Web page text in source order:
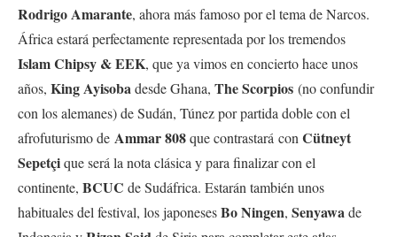
Rodrigo Amarante, ahora más famoso por el tema de Narcos.
África estará perfectamente representada por los tremendos
Islam Chipsy & EEK, que ya vimos en concierto hace unos
años, King Ayisobadesde Ghana, The Scorpios (no confundir
con los alemanes) de Sudán, Túnez por partida doble con el
afrofuturismo de Ammar 808que contrastará con Cütneyt
Sepetçique será la nota clásica y para finalizar con el
continente, BCUC de Sudáfrica. Estarán también unos
habituales del festival, los japonesesBo Ningen, Senyawade